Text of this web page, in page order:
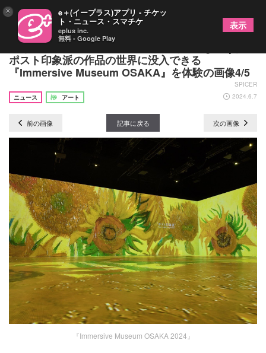
若き日のゴッホを演じた正門良規（Aぇ! group）、
ポスト印象派の作品の世界に没入できる
『Immersive Museum OSAKA』を体験の画像4/5
SPICER
ニュース
アート 2024.6.7
前の画像 記事に戻る 次の画像
『Immersive Museum OSAKA 2024』
× e＋(イープラス)アプリ - チケッ
ト・ニュース・スマチケ
eplus inc.
無料 - Google Play
表示